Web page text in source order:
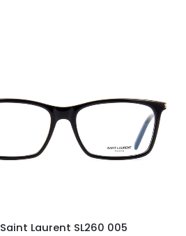
Saint Laurent SL260 005